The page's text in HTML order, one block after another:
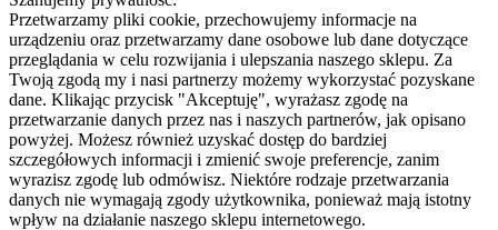
Przetwarzamy pliki cookie, przechowujemy informacje na
urządzeniu oraz przetwarzamy dane osobowe lub dane dotyczące
przeglądania w celu rozwijania i ulepszania naszego sklepu. Za
Twoją zgodą my i nasi partnerzy możemy wykorzystać pozyskane
dane. Klikając przycisk "Akceptuję", wyrażasz zgodę na
przetwarzanie danych przez nas i naszych partnerów, jak opisano
powyżej. Możesz również uzyskać dostęp do bardziej
szczegółowych informacji i zmienić swoje preferencje, zanim
wyrazisz zgodę lub odmówisz. Niektóre rodzaje przetwarzania
danych nie wymagają zgody użytkownika, ponieważ mają istotny
wpływ na działanie naszego sklepu internetowego.